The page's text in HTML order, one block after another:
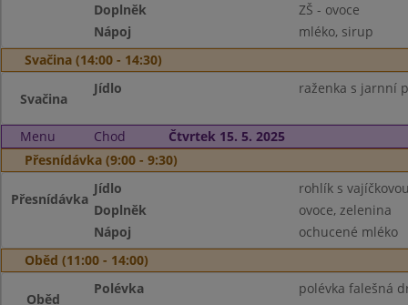
Doplněk
ZŠ - ovoce
Nápoj
mléko, sirup
Svačina (14:00 - 14:30)
Svačina
Jídlo raženka s jarnní
Menu Chod
Čtvrtek 15. 5. 2025
Přesnídávka (9:00 - 9:30)
Přesnídávka
Jídlo
rohlík s
Doplněk
ovoce, zelenina
Nápoj
ochucené mléko
Oběd (11:00 - 14:00)
Oběd
Polévka
polévka falešná